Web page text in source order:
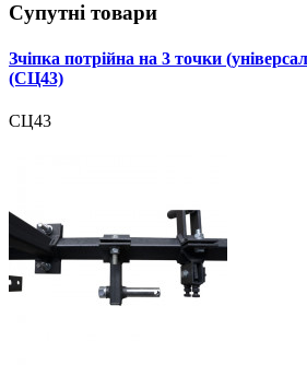
Супутні товари
Зчіпка потрійна на 3 точки
(СЦ43)
СЦ43